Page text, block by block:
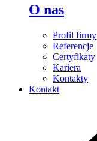
O nas
Profil firmy
Referencje
Certyfikaty
Kariera
Kontakty
Kontakt